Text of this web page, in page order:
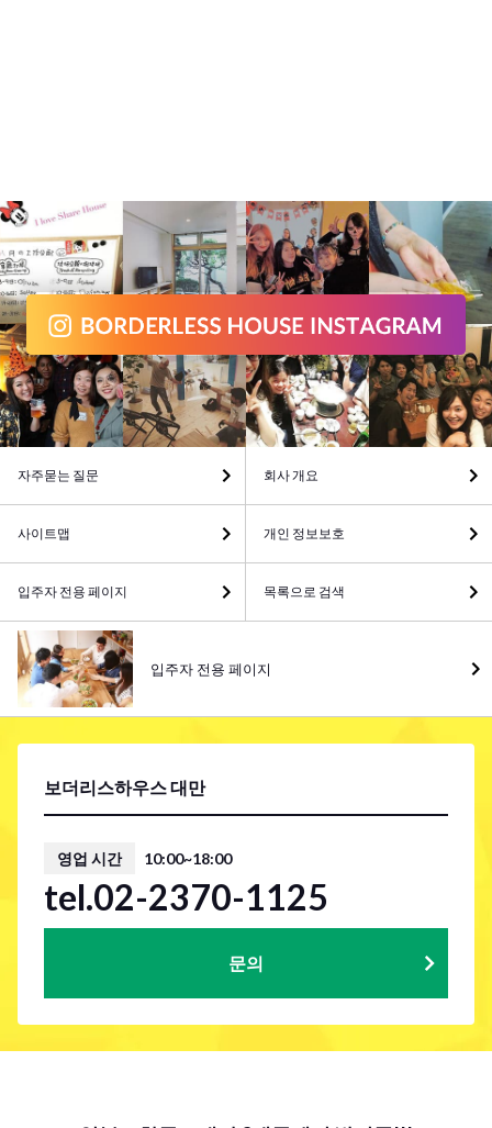
보더리스하우스 대만
영업 시간 10:00~18:00
tel.02-2370-1125
문의
자주묻는 질문 회사 개요
사이트맵 개인 정보보호
입주자 전용 페이지 목록으로 검색
입주자 전용 페이지